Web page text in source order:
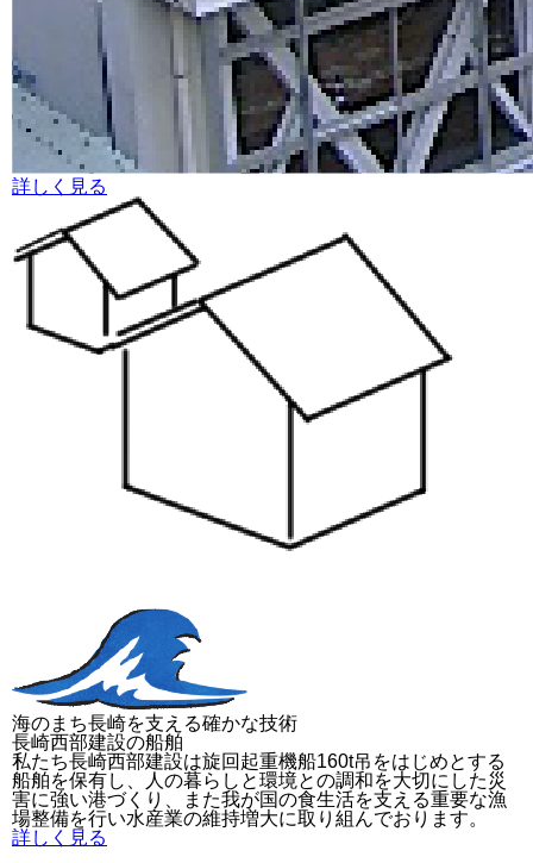
詳しく見る
海のまち長崎を支える確かな技術
長崎西部建設の船舶
私たち長崎西部建設は旋回起重機船160t吊をはじめとする
船舶を保有し、人の暮らしと環境との調和を大切にした災
害に強い港づくり、また我が国の食生活を支える重要な漁
場整備を行い水産業の維持増大に取り組んでおります。
詳しく見る